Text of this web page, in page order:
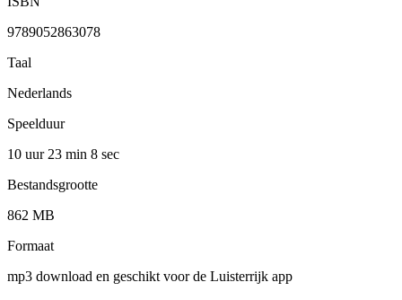
9789052863078
Taal
Nederlands
Speelduur
10 uur 23 min 8 sec
Bestandsgrootte
862 MB
Formaat
mp3 download en geschikt voor de Luisterrijk app